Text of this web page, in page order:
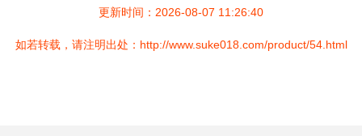
更新时间：2026-08-07 11:26:40
如若转载，请注明出处：http://www.suke018.com/product/54.html